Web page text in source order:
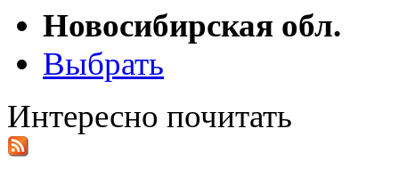
Новосибирская обл.
Выбрать
Интересно почитать